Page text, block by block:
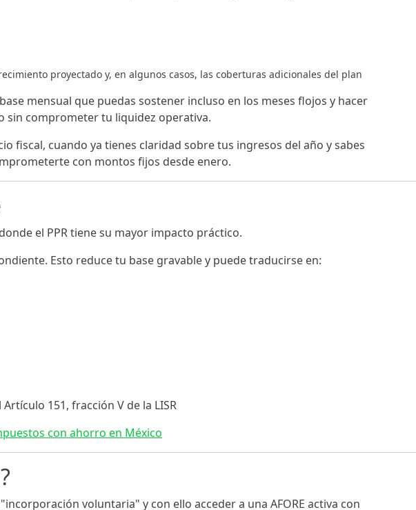
proyectado y, en algunos casos, las coberturas adicionales del plan
mensual que puedas sostener incluso en los meses flojos y hacer
sin comprometer tu liquidez operativa.
fiscal, cuando ya tienes claridad sobre tus ingresos del año y sabes
con montos fijos desde enero.
el PPR tiene su mayor impacto práctico.
Esto reduce tu base gravable y puede traducirse en:
151, fracción V de la LISR
con ahorro en México
voluntaria" y con ello acceder a una AFORE activa con